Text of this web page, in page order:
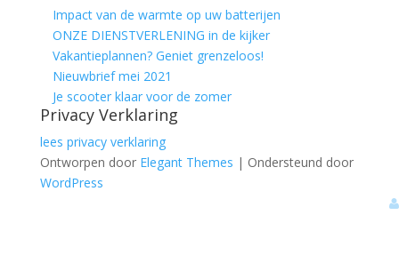
Impact van de warmte op uw batterijen
ONZE DIENSTVERLENING in de kijker
Vakantieplannen? Geniet grenzeloos!
Nieuwbrief mei 2021
Je scooter klaar voor de zomer
Privacy Verklaring
lees privacy verklaring
Ontworpen door Elegant Themes | Ondersteund door
WordPress